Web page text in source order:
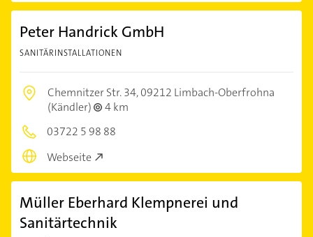
Peter Handrick GmbH
SANITÄRINSTALLATIONEN
Chemnitzer Str. 34,09212 Limbach-Oberfrohna
(Kändler)
4 km
03722 5 98 88
Webseite
Müller Eberhard Klempnerei und
Sanitärtechnik